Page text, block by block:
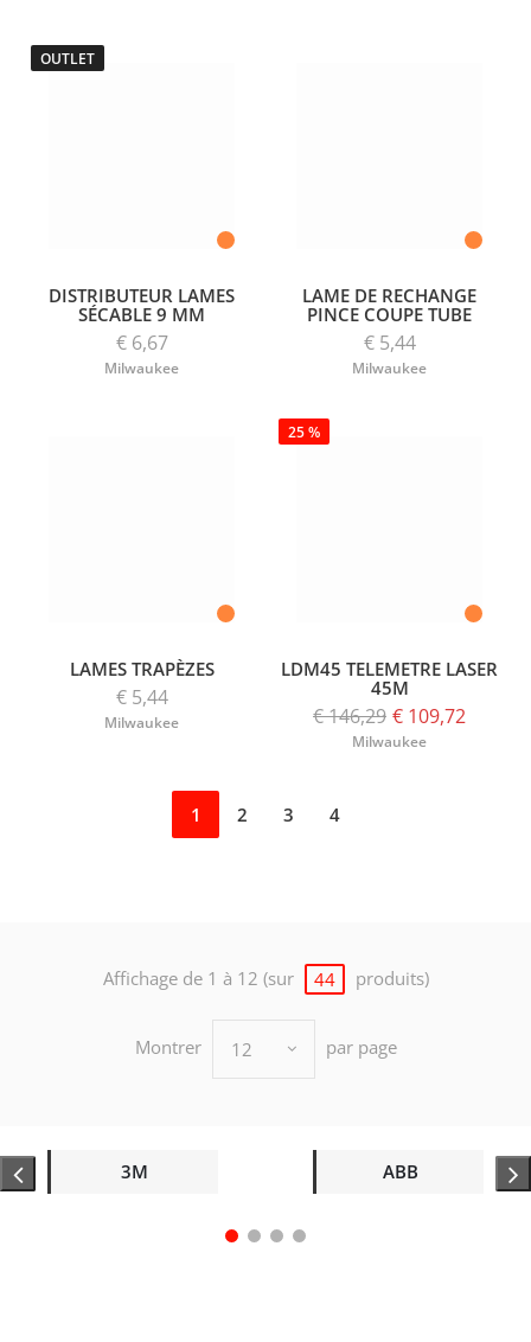
OUTLET
DISTRIBUTEUR LAMES
SÉCABLE 9 MM
€ 6,67
Milwaukee
LAME DE RECHANGE
PINCE COUPE TUBE
€ 5,44
Milwaukee
LAMES TRAPÈZES
€ 5,44
Milwaukee
25 %
LDM45 TELEMETRE LASER
45M
€ 146,29 € 109,72
Milwaukee
1 2 3 4
Affichage de 1 à 12 (sur 44 produits)
Montrer 12 par page
3M ABB